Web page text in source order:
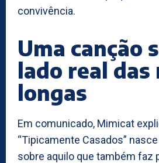
convivência.
Uma canção
lado real das
longas
Em comunicado, Mimicat
“Tipicamente Casados”
sobre aquilo que também faz